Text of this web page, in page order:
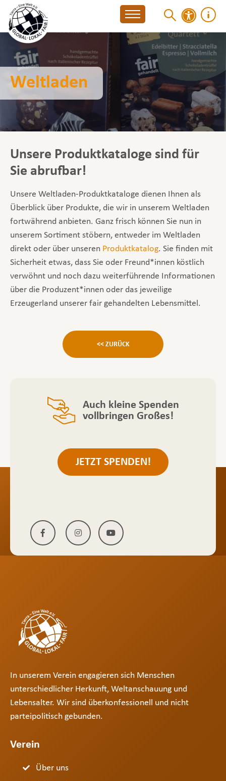
Weltladen
Unsere Produktkataloge sind für
Sie abrufbar!
Unsere Weltladen-Produktkataloge dienen Ihnen als
Überblick über Produkte, die wir in unserem Weltladen
fortwährend anbieten. Ganz frisch können Sie nun in
unserem Sortiment stöbern, entweder im Weltladen
direkt oder über unseren Produktkatalog. Sie finden mit
Sicherheit etwas, dass Sie oder Freund*innen köstlich
verwöhnt und noch dazu weiterführende Informationen
über die Produzent*innen oder das jeweilige
Erzeugerland unserer fair gehandelten Lebensmittel.
<< ZURÜCK
Auch kleine Spenden
vollbringen Großes!
JETZT SPENDEN!
In unserem Verein engagieren sich Menschen
unterschiedlicher Herkunft, Weltanschauung und
Lebensalter. Wir sind überkonfessionell und nicht
parteipolitisch gebunden.
Verein
Über uns